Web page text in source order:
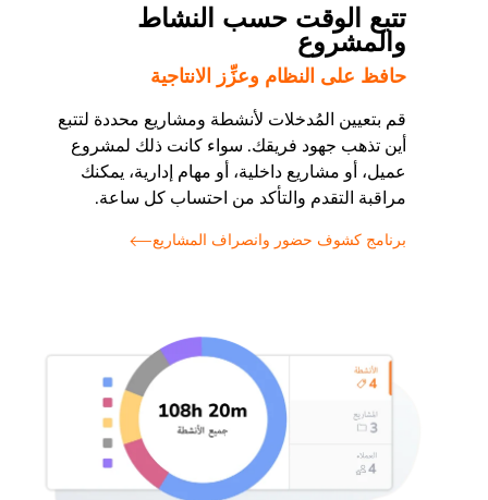
تتبع الوقت حسب النشاط
والمشروع
حافظ على النظام وعزِّز الانتاجية
قم بتعيين المُدخلات لأنشطة ومشاريع محددة لتتبع
أين تذهب جهود فريقك. سواء كانت ذلك لمشروع
عميل، أو مشاريع داخلية، أو مهام إدارية، يمكنك
مراقبة التقدم والتأكد من احتساب كل ساعة.
برنامج كشوف حضور وانصراف المشاريع